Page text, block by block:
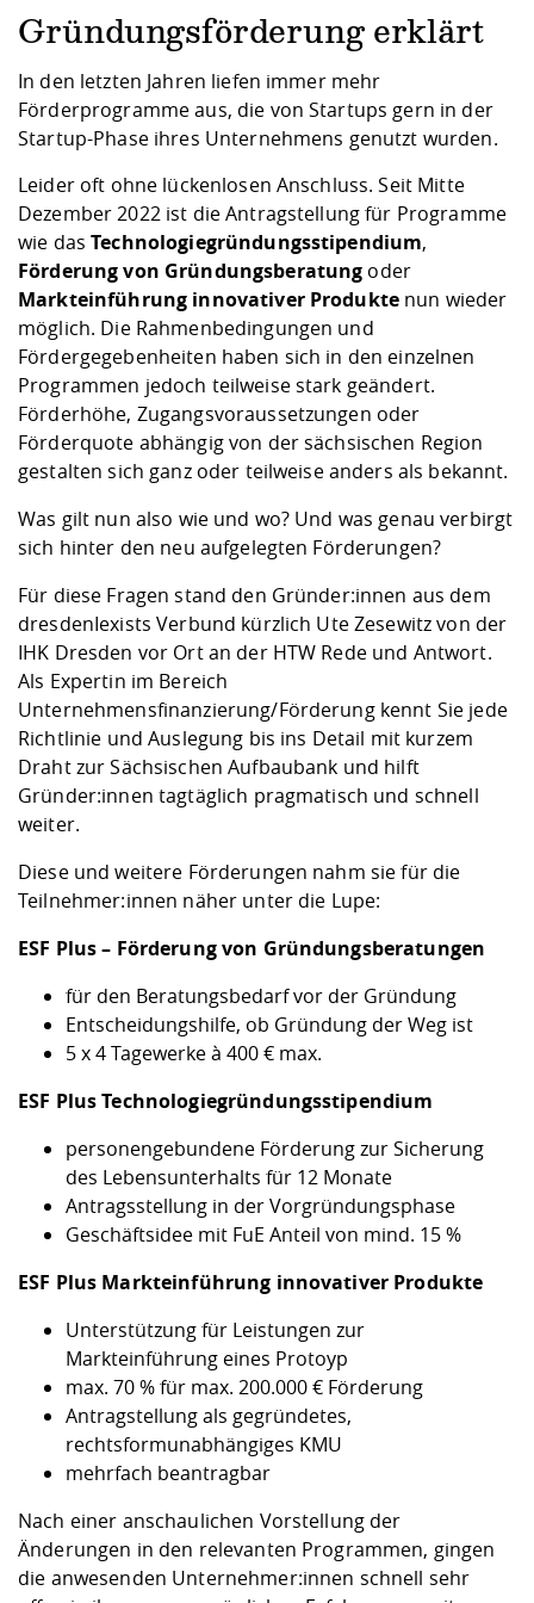
Checkliste zum
und Physik
Digitales Lernen
Fremdsprachen
Jobs, Praktika,
Lebenslagen
Studentenwerk
Angebote der
Arbeit
Career Service
Lehren,
Weiterbilden im
Formulare und
Internationale
Gründung und
Kooperationen
Klimaschutz &
Förderverein
Informatik/
Landbau/
Maschinenbau
Angebote für Unternehmen
Kontakt und Anfahrt
Qualitätssicherung
Gründungsförderung erklärt
In den letzten Jahren liefen immer mehr
Förderprogramme aus, die von Startups gern in der
Startup-Phase ihres Unternehmens genutzt wurden.
Leider oft ohne lückenlosen Anschluss. Seit Mitte
Dezember 2022 ist die Antragstellung für Programme
wie dasTechnologiegründungsstipendium,
Förderung von Gründungsberatung oder
Markteinführung innovativer Produkte nun wieder
möglich. Die Rahmenbedingungen und
Fördergegebenheiten haben sich in den einzelnen
Programmen jedoch teilweise stark geändert.
Förderhöhe, Zugangsvoraussetzungen oder
Förderquote abhängig von der sächsischen Region
gestalten sich ganz oder teilweise anders als bekannt.
Was gilt nun also wie und wo? Und was genau verbirgt
sich hinter den neu aufgelegten Förderungen?
Für diese Fragen stand den Gründer:innen aus dem
dresdenIexists Verbund kürzlich Ute Zesewitz von der
IHK Dresden vor Ort an der HTW Rede und Antwort.
Als Expertin im Bereich
Unternehmensfinanzierung/Förderung kennt Sie jede
Richtlinie und Auslegung bis ins Detail mit kurzem
Draht zur Sächsischen Aufbaubank und hilft
Gründer:innen tagtäglich pragmatisch und schnell
weiter.
Diese und weitere Förderungen nahm sie für die
Teilnehmer:innen näher unter die Lupe:
ESF Plus – Förderung von Gründungsberatungen
für den Beratungsbedarf vor der Gründung
Entscheidungshilfe, ob Gründung der Weg ist
5 x 4 Tagewerke à 400 € max.
ESF Plus Technologiegründungsstipendium
personengebundene Förderung zur Sicherung
des Lebensunterhalts für 12 Monate
Antragsstellung in der Vorgründungsphase
Geschäftsidee mit FuE Anteil von mind. 15 %
ESF Plus Markteinführung innovativer Produkte
Unterstützung für Leistungen zur
Markteinführung eines Protoyp
max. 70 % für max. 200.000 € Förderung
Antragstellung als gegründetes,
rechtsformunabhängiges KMU
mehrfach beantragbar
Nach einer anschaulichen Vorstellung der
Änderungen in den relevanten Programmen, gingen
die anwesenden Unternehmer:innen schnell sehr